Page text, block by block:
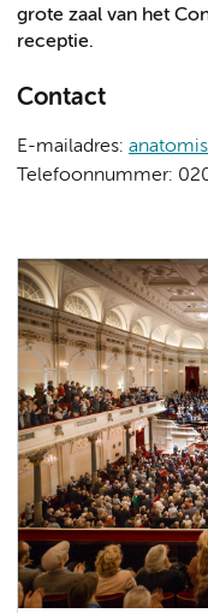
grote zaal van het
receptie.
Contact
E-mailadres:
Telefoonnummer: